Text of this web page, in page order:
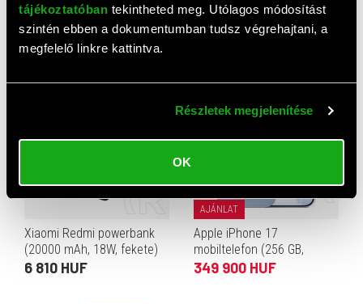
tájékoztatóban tekintheted meg. Utólagos módosítást
szintén ebben a dokumentumban tudsz végrehajtani, a
megfelelő linkre kattintva.
Részletek megjelenítése
OK
mobiltelefon (Dual-SIM,
8/256 GB, szürke)
195 600 HUF
mobiltelefon (Dual-SIM,
8/128 GB, szürke)
126 946 HUF
Xiaomi Redmi powerbank
(20000 mAh, 18W, fekete)
6 810 HUF
AJÁNLAT
Apple iPhone 17
mobiltelefon (256 GB,
párakék)
349 900 HUF